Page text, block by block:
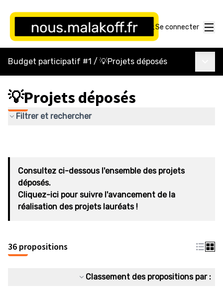
Se connecter
Budget participatif #1 / 💡Projets déposés
💡Projets déposés
Filtrer et rechercher
Consultez ci-dessous l'ensemble des projets
déposés.
Cliquez-ici pour suivre l'avancement de la
réalisation des projets lauréats !
36 propositions
Classement des propositions par :